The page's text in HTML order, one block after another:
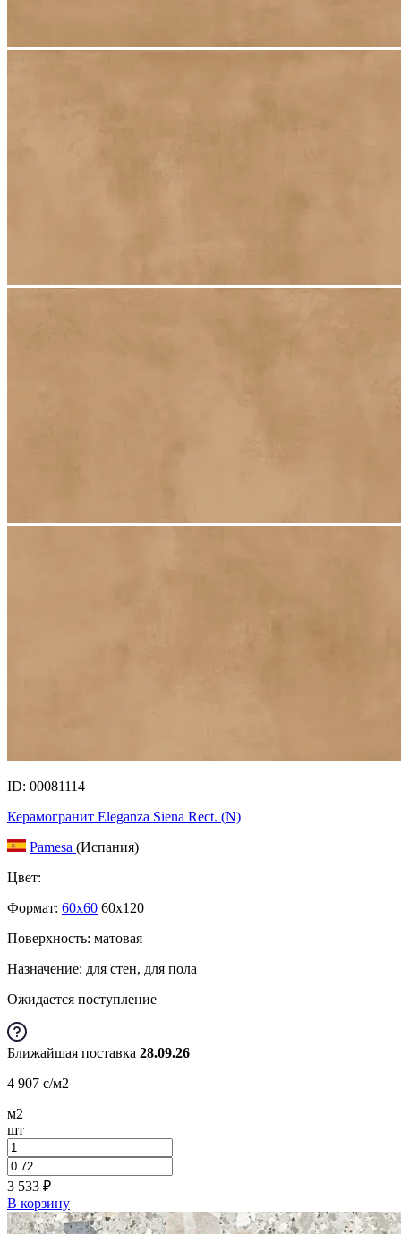
ID: 00081114
Керамогранит Eleganza Siena Rect. (N)
Pamesa (Испания)
Цвет:
Формат: 60x60 60x120
Поверхность: матовая
Назначение: для стен, для пола
Ожидается поступление
Ближайшая поставка 28.09.26
4 907 c/м2
м2
шт
3 533 ₽
В корзину